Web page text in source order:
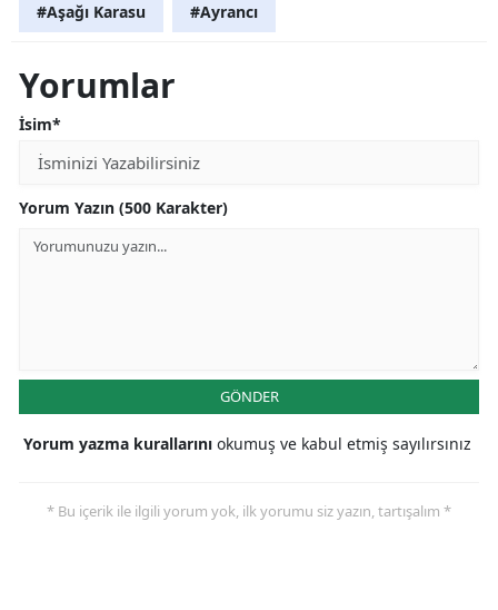
#Aşağı Karasu #Ayrancı
Yorumlar
İsim*
Yorum Yazın (500 Karakter)
GÖNDER
Yorum yazma kurallarını okumuş ve kabul etmiş sayılırsınız
* Bu içerik ile ilgili yorum yok, ilk yorumu siz yazın, tartışalım *